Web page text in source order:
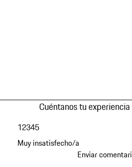
Cuéntanos tu
Muy insatisfecho/a
12345
Enviar